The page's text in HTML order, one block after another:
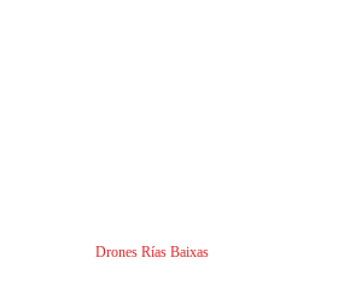
Drones Rías Baixas